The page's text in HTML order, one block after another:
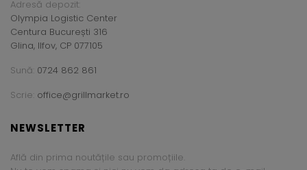
Adresă depozit:
Olympia Logistic Center
Centura București 316
Glina, Ilfov, CP 077105
Sună: 0724 862 861
Scrie: office@grillmarket.ro
NEWSLETTER
Află din prima noutățile sau promoțiile.